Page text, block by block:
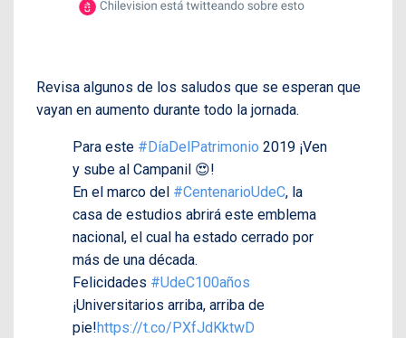
Revisa algunos de los saludos que se esperan que
vayan en aumento durante todo la jornada.
Para este #DíaDelPatrimonio 2019 ¡Ven
y sube al Campanil 😍!
En el marco del #CentenarioUdeC, la
casa de estudios abrirá este emblema
nacional, el cual ha estado cerrado por
más de una década.
Felicidades #UdeC100años
¡Universitarios arriba, arriba de
pie!https://t.co/PXfJdKktwD